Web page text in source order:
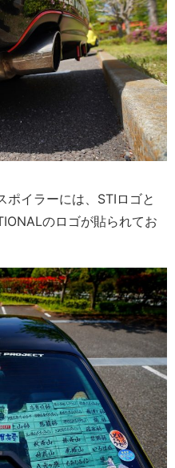
イラーには、STIロゴと
のロゴが貼られてお